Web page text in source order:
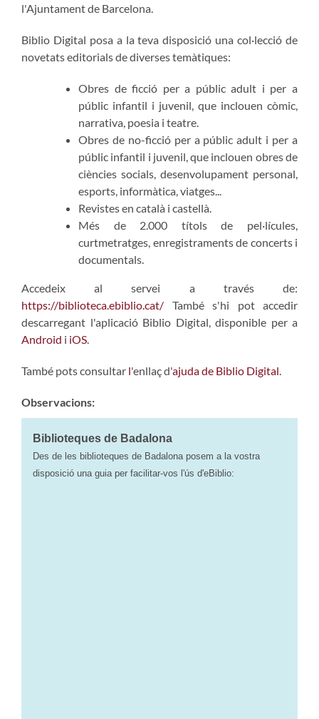
l'Ajuntament de Barcelona.
Biblio Digital posa a la teva disposició una col·lecció de
novetats editorials de diverses temàtiques:
Obres de ficció per a públic adult i per a
públic infantil i juvenil, que inclouen còmic,
narrativa, poesia i teatre.
Obres de no-ficció per a públic adult i per a
públic infantil i juvenil, que inclouen obres de
ciències socials, desenvolupament personal,
esports, informàtica, viatges...
Revistes en català i castellà.
Més de 2.000 títols de pel·lícules,
curtmetratges, enregistraments de concerts i
documentals.
Accedeix al servei a través de:
https://biblioteca.ebiblio.cat/ També s'hi pot accedir
descarregant l'aplicació Biblio Digital, disponible per a
Android i iOS.
També pots consultar l'enllaç d'ajuda de Biblio Digital.
Observacions:
Biblioteques de Badalona
Des de les biblioteques de Badalona posem a la vostra
disposició una guia per facilitar-vos l'ús d'eBiblio: